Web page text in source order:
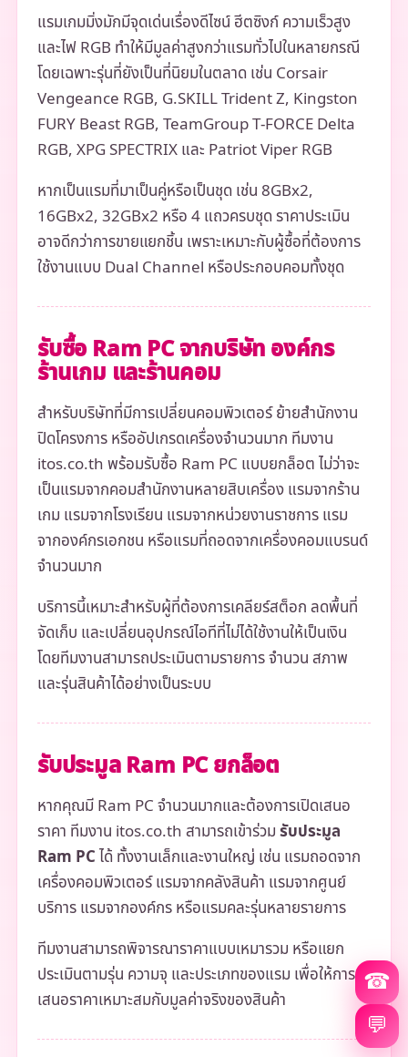
แรมเกมมิ่งมักมีจุดเด่นเรื่องดีไซน์ ฮีตซิงก์ ความเร็วสูง
และไฟ RGB ทำให้มีมูลค่าสูงกว่าแรมทั่วไปในหลายกรณี
โดยเฉพาะรุ่นที่ยังเป็นที่นิยมในตลาด เช่น Corsair
Vengeance RGB, G.SKILL Trident Z, Kingston
FURY Beast RGB, TeamGroup T-FORCE Delta
RGB, XPG SPECTRIX และ Patriot Viper RGB
หากเป็นแรมที่มาเป็นคู่หรือเป็นชุด เช่น 8GBx2,
16GBx2, 32GBx2 หรือ 4 แถวครบชุด ราคาประเมิน
อาจดีกว่าการขายแยกชิ้น เพราะเหมาะกับผู้ซื้อที่ต้องการ
ใช้งานแบบ Dual Channel หรือประกอบคอมทั้งชุด
รับซื้อ Ram PC จากบริษัท องค์กร
ร้านเกม และร้านคอม
สำหรับบริษัทที่มีการเปลี่ยนคอมพิวเตอร์ ย้ายสำนักงาน
ปิดโครงการ หรืออัปเกรดเครื่องจำนวนมาก ทีมงาน
itos.co.th พร้อมรับซื้อ Ram PC แบบยกล็อต ไม่ว่าจะ
เป็นแรมจากคอมสำนักงานหลายสิบเครื่อง แรมจากร้าน
เกม แรมจากโรงเรียน แรมจากหน่วยงานราชการ แรม
จากองค์กรเอกชน หรือแรมที่ถอดจากเครื่องคอมแบรนด์
จำนวนมาก
บริการนี้เหมาะสำหรับผู้ที่ต้องการเคลียร์สต็อก ลดพื้นที่
จัดเก็บ และเปลี่ยนอุปกรณ์ไอทีที่ไม่ได้ใช้งานให้เป็นเงิน
โดยทีมงานสามารถประเมินตามรายการ จำนวน สภาพ
และรุ่นสินค้าได้อย่างเป็นระบบ
รับประมูล Ram PC ยกล็อต
หากคุณมี Ram PC จำนวนมากและต้องการเปิดเสนอ
ราคา ทีมงาน itos.co.th สามารถเข้าร่วมรับประมูล
Ram PCได้ ทั้งงานเล็กและงานใหญ่ เช่น แรมถอดจาก
เครื่องคอมพิวเตอร์ แรมจากคลังสินค้า แรมจากศูนย์
บริการ แรมจากองค์กร หรือแรมคละรุ่นหลายรายการ
ทีมงานสามารถพิจารณาราคาแบบเหมารวม หรือแยก
ประเมินตามรุ่น ความจุ และประเภทของแรม เพื่อให้การ
เสนอราคาเหมาะสมกับมูลค่าจริงของสินค้า
☎
💬